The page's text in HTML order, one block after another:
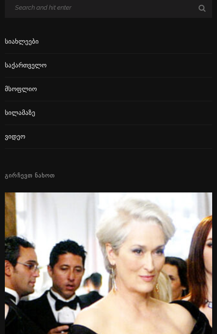
Სიახლეები
Საქართველო
Მსოფლიო
Სილამაზე
Ვიდეო
ᲒᲘᲠᲩᲔᲕᲗ ᲜᲐᲮᲝᲗ